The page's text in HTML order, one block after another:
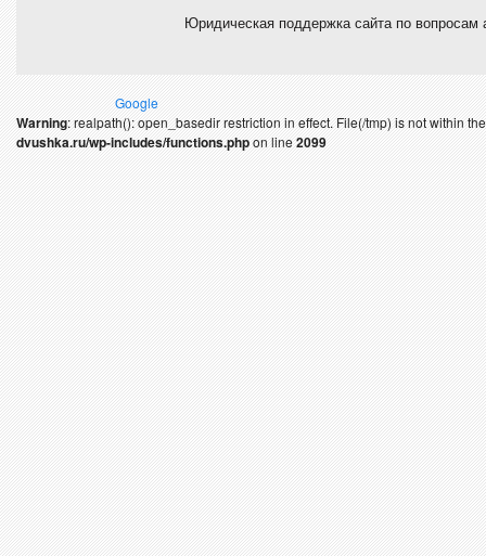
Юридическая поддержка сайта по
Google
Warning: realpath(): open_basedir restriction in effect. File(/tmp) is not within
dvushka.ru/wp-includes/functions.phpon line2099